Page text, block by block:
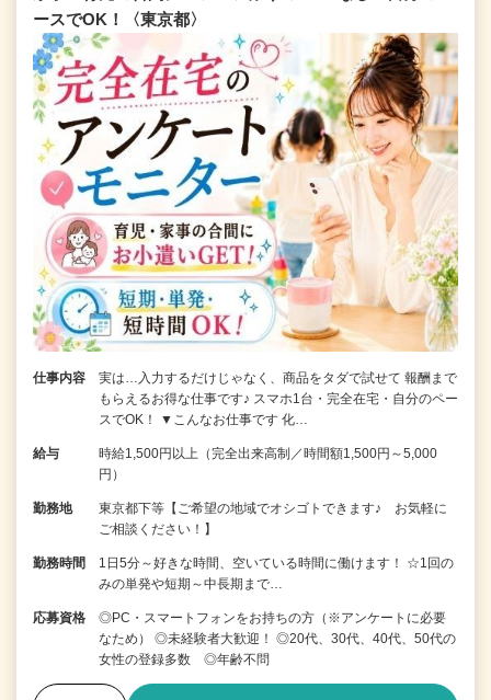
ースでOK！〈東京都〉
仕事内容
実は…入力するだけじゃなく、商品をタダで試せて 報酬まで
もらえるお得な仕事です♪ スマホ1台・完全在宅・自分のペー
スでOK！ ▼こんなお仕事です 化…
給与
時給1,500円以上（完全出来高制／時間額1,500円～5,000
円）
勤務地
東京都下等【ご希望の地域でオシゴトできます♪ お気軽に
ご相談ください！】
勤務時間
1日5分～好きな時間、空いている時間に働けます！ ☆1回の
みの単発や短期～中長期まで…
応募資格
◎PC・スマートフォンをお持ちの方（※アンケートに必要
なため） ◎未経験者大歓迎！ ◎20代、30代、40代、50代の
女性の登録多数 ◎年齢不問